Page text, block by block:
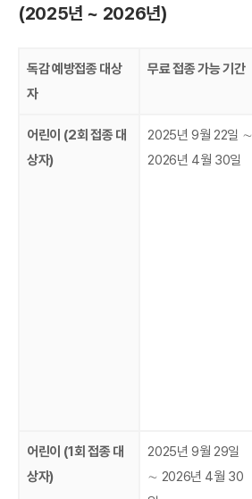
(2025년 ~ 2026년)
독감 예방접종 대상
자
무료 접종 가능 기간
어린이 (2회 접종 대
상자)
2025년 9월 22일 ∼
2026년 4월 30일
어린이 (1회 접종 대
상자)
2025년 9월 29일
∼ 2026년 4월 30